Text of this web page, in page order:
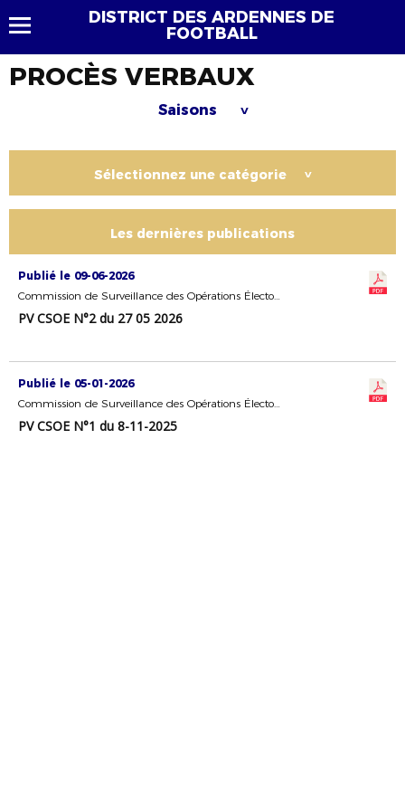
DISTRICT DES ARDENNES DE
FOOTBALL
PROCÈS VERBAUX
Saisons >
Sélectionnez une catégorie >
Les dernières publications
Publié le 09-06-2026
Commission de Surveillance des Opérations Électorales
PV CSOE N°2 du 27 05 2026
Publié le 05-01-2026
Commission de Surveillance des Opérations Électorales
PV CSOE N°1 du 8-11-2025